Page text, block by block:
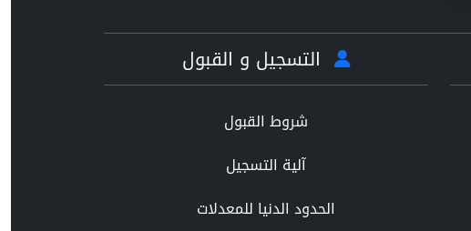
التسجيل و القبول
شروط القبول
آلية التسجيل
الحدود الدنيا للمعدلات